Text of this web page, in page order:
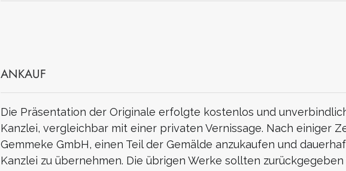
ANKAUF
Die Präsentation der Originale erfolgte kostenlos und
Kanzlei, vergleichbar mit einer privaten Vernissage. Nach einiger
Gemmeke GmbH, einen Teil der Gemälde anzukaufen und
Kanzlei zu übernehmen. Die übrigen Werke sollten